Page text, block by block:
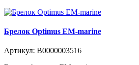
Брелок Optimus EM-marine
Артикул: В0000003516